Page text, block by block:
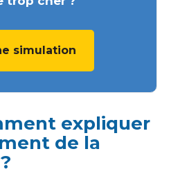
simulation
expliquer
de la